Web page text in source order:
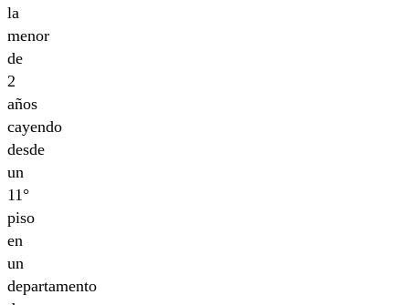
la
menor
de
2
años
cayendo
desde
un
11°
piso
en
un
departamento